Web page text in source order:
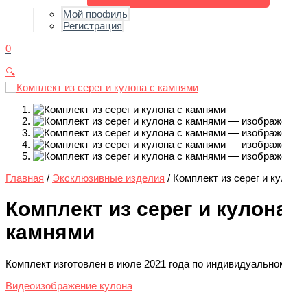
Мой профиль
Регистрация
0
🔍
Главная / Эксклюзивные изделия / Комплект из серег и
Комплект из серег и
камнями
Комплект изготовлен в июле 2021 года по
Видеоизображение кулона